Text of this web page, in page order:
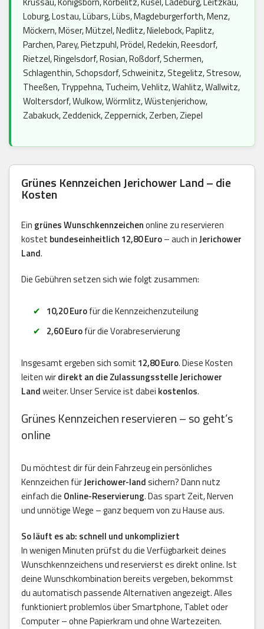
Loburg, Lostau, Lübars, Lübs, Magdeburgerforth, Menz,
Möckern, Möser, Mützel, Nedlitz, Nielebock, Paplitz,
Parchen, Parey, Pietzpuhl, Prödel, Redekin, Reesdorf,
Rietzel, Ringelsdorf, Rosian, Roßdorf, Schermen,
Schlagenthin, Schopsdorf, Schweinitz, Stegelitz, Stresow,
Theeßen, Tryppehna, Tucheim, Vehlitz, Wahlitz, Wallwitz,
Woltersdorf, Wulkow, Wörmlitz, Wüstenjerichow,
Zabakuck, Zeddenick, Zeppernick, Zerben, Ziepel
Grünes Kennzeichen Jerichower Land – die
Kosten
Ein grünes Wunschkennzeichenonline zu reservieren
kostet bundeseinheitlich 12,80 Euro– auch inJerichower
Land.
Die Gebühren setzen sich wie folgt zusammen:
10,20 Eurofür die Kennzeichenzuteilung
2,60 Eurofür die Vorabreservierung
Insgesamt ergeben sich somit 12,80 Euro. Diese Kosten
leiten wirdirekt an die Zulassungsstelle Jerichower
Landweiter. Unser Service ist dabei kostenlos.
Grünes Kennzeichen reservieren – so geht’s
online
Du möchtest dir für dein Fahrzeug ein persönliches
Kennzeichen fürJerichower-landsichern? Dann nutz
einfach die Online-Reservierung. Das spart Zeit, Nerven
und unnötige Wege – ganz bequem von zu Hause aus.
So läuft es ab: schnell und unkompliziert
In wenigen Minuten prüfst du die Verfügbarkeit deines
Wunschkennzeichens und reservierst es direkt online. Ist
deine Wunschkombination bereits vergeben, bekommst
du automatisch passende Alternativen angezeigt. Alles
funktioniert problemlos über Smartphone, Tablet oder
Computer – ohne Papierkram und ohne Wartezeiten.